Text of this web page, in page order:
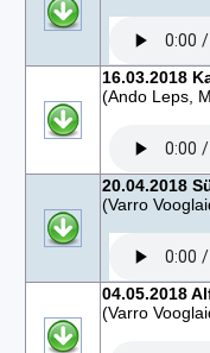
16.03.2018
(Ando Leps,
20.04.2018
(Varro
04.05.2018
(Varro